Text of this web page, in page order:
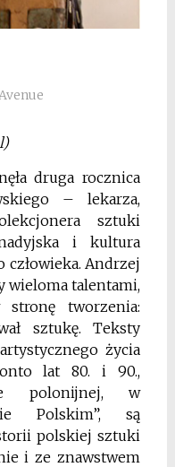
druga rocznica
– lekarza,
sztuki
i kultura
człowieka. Andrzej
wieloma talentami,
tworzenia:
sztukę. Teksty
życia
lat 80. i 90.,
polonijnej, w
Polskim”, są
polskiej sztuki
i ze znawstwem